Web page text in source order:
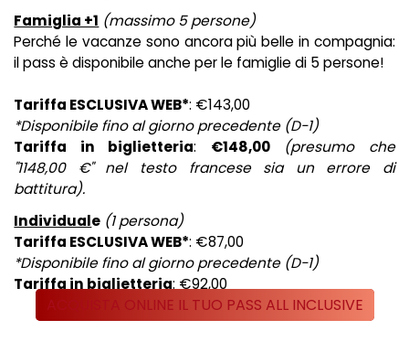
Famiglia +1 (massimo 5 persone)
Perché le vacanze sono ancora più belle in compagnia:
il pass è disponibile anche per le famiglie di 5 persone!
Tariffa ESCLUSIVA WEB*: €143,00
*Disponibile fino al giorno precedente (D-1)
Tariffa in biglietteria: €148,00
(presumo che
"1148,00 €" nel testo francese sia un errore di
battitura).
Individuale (1 persona)
Tariffa ESCLUSIVA WEB*: €87,00
*Disponibile fino al giorno precedente (D-1)
Tariffa in biglietteria: €92,00
ACQUISTA ONLINE IL TUO PASS ALL INCLUSIVE